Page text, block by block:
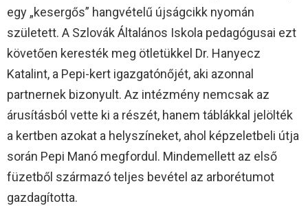
egy „kesergős” hangvételű újságcikk nyomán
született. A Szlovák Általános Iskola pedagógusai ezt
követően keresték meg ötletükkel Dr. Hanyecz
Katalint, a Pepi-kert igazgatónőjét, aki azonnal
partnernek bizonyult. Az intézmény nemcsak az
árusításból vette ki a részét, hanem táblákkal jelölték
a kertben azokat a helyszíneket, ahol képzeletbeli útja
során Pepi Manó megfordul. Mindemellett az első
füzetből származó teljes bevétel az arborétumot
gazdagította.